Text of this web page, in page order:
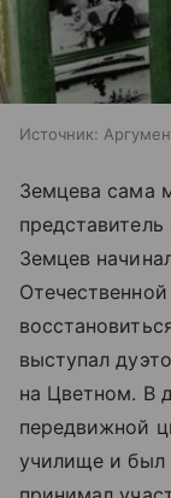
Источник:
Земцева сама
Земцев
выступал
на Цветном. В
передвижной
училище и был